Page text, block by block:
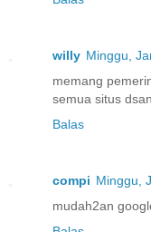
willy Minggu,
memang
semua situs
Balas
compi Minggu,
mudah2an